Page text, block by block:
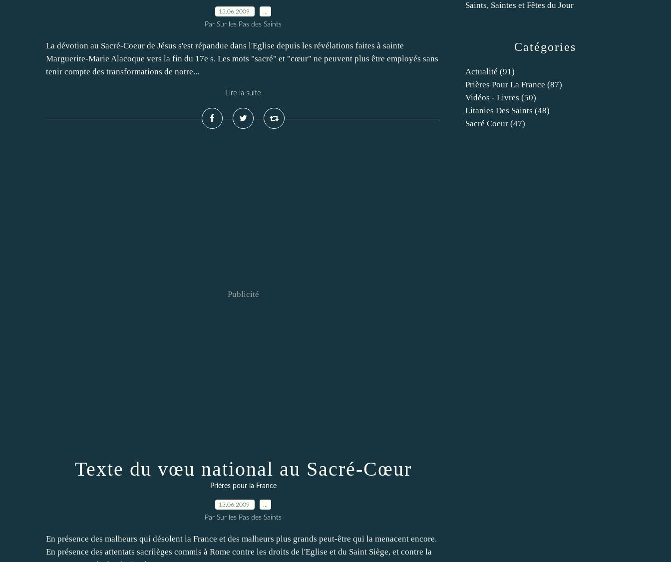
13.06.2009
Par Sur les Pas des Saints
La dévotion au Sacré-Coeur de Jésus s'est répandue dans l'Eglise depuis les révélations faites à sainte
Marguerite-Marie Alacoque vers la fin du 17e s. Les mots "sacré" et "cœur" ne peuvent plus être employés sans
tenir compte des transformations de notre...
Lire la suite
Publicité
Texte du vœu national au Sacré-Cœur
Prières pour la France
13.06.2009
Par Sur les Pas des Saints
En présence des malheurs qui désolent la France et des malheurs plus grands peut-être qui la menacent encore.
En présence des attentats sacrilèges commis à Rome contre les droits de l'Eglise et du Saint Siège, et contre la
Catégories
Actualité (91)
Prières Pour La France (87)
Vidéos - Livres (50)
Litanies Des Saints (48)
Sacré Coeur (47)
Saints, Saintes et Fêtes du Jour